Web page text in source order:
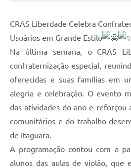
CRAS Liberdade Celebra
Usuários em Grande Estilo
Na última semana, o CRAS
confraternização especial,
oferecidas e suas famílias em
alegria e celebração. O evento
das atividades do ano e reforçou
comunitários e do trabalho
de Itaguara.
A programação contou com a
alunos das aulas de violão, que